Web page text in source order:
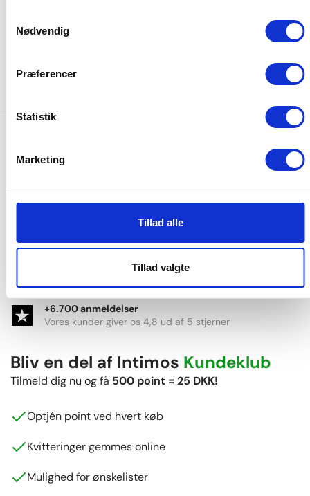
Nødvendig
Præferencer
Statistik
Marketing
Tillad alle
Tillad valgte
Gratis fragt på alle ordrer over 249 DKK
365 dages returret
Vi sender alle hverdage
+6.700 anmeldelser
Vores kunder giver os 4,8 ud af 5 stjerner
Bliv en del af Intimos Kundeklub
Tilmeld dig nu og få 500 point = 25 DKK!
Optjén point ved hvert køb
Kvitteringer gemmes online
Mulighed for ønskelister